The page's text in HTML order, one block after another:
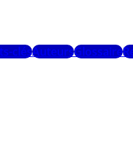
clésAuteursGlossaire